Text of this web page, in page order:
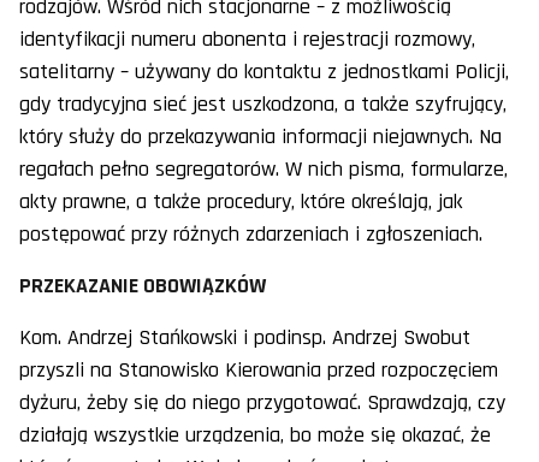
rodzajów. Wśród nich stacjonarne – z możliwością
identyfikacji numeru abonenta i rejestracji rozmowy,
satelitarny – używany do kontaktu z jednostkami Policji,
gdy tradycyjna sieć jest uszkodzona, a także szyfrujący,
który służy do przekazywania informacji niejawnych. Na
regałach pełno segregatorów. W nich pisma, formularze,
akty prawne, a także procedury, które określają, jak
postępować przy różnych zdarzeniach i zgłoszeniach.
PRZEKAZANIE OBOWIĄZKÓW
Kom. Andrzej Stańkowski i podinsp. Andrzej Swobut
przyszli na Stanowisko Kierowania przed rozpoczęciem
dyżuru, żeby się do niego przygotować. Sprawdzają, czy
działają wszystkie urządzenia, bo może się okazać, że